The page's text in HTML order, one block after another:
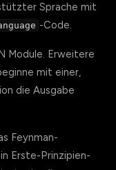
Sprache mit
-Code.
Module. Erweitere
mit einer,
die Ausgabe
Feynman-
Erste-Prinzipien-